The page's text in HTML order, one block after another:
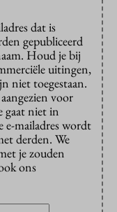
dat is
gepubliceerd
Houd je bij
uitingen,
niet toegestaan.
voor
gaat niet in
e-mailadres wordt
derden. We
je zouden
ons